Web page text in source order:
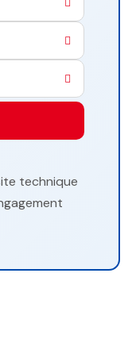
technique